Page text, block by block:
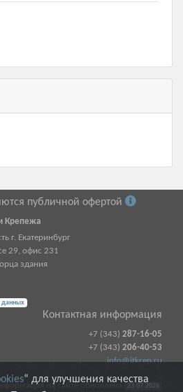
публичной офертой
Крепежа
г. Екатеринбург
29, офис 231
здания
данных
Контактная информация
+7 (343) 287-16-05
+7 (343) 206-40-53
info@itkrep.ru
на сайте обновлена 23.07.2026
“ для улучшения качества